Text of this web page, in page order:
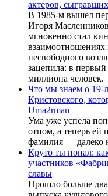
актеров,
В 1985-м вышел
Игоря
мгновенно стал
несвободного
зацепила: в
миллиона человек.
Что мы знаем о 19-
Кристовского,
Uma2rman
Ума уже успела
отцом, а теперь ей
фамилия — далеко
Круто ты попал:
участников
славы
Прошло больше